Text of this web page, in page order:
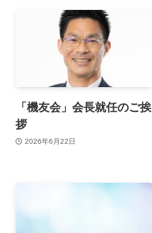
「機友会」会長就任のご挨
拶
2026年6月22日